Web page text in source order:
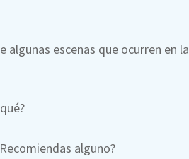
algunas escenas que ocurren en la
alguno?